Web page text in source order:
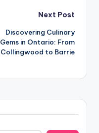
Next Post
Discovering Culinary
Gems in Ontario: From
Collingwood to Barrie